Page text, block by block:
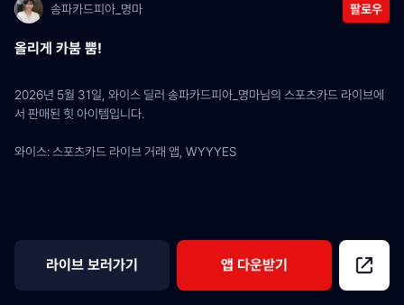
송파카드피아_명마 팔로우
올리게 카붐 뿜!
2026년 5월 31일, 와이스 딜러 송파카드피아_명마님의 스포츠카드 라이브에
서 판매된 힛 아이템입니다.
와이스: 스포츠카드 라이브 거래 앱, WYYYES
라이브 보러가기 앱 다운받기